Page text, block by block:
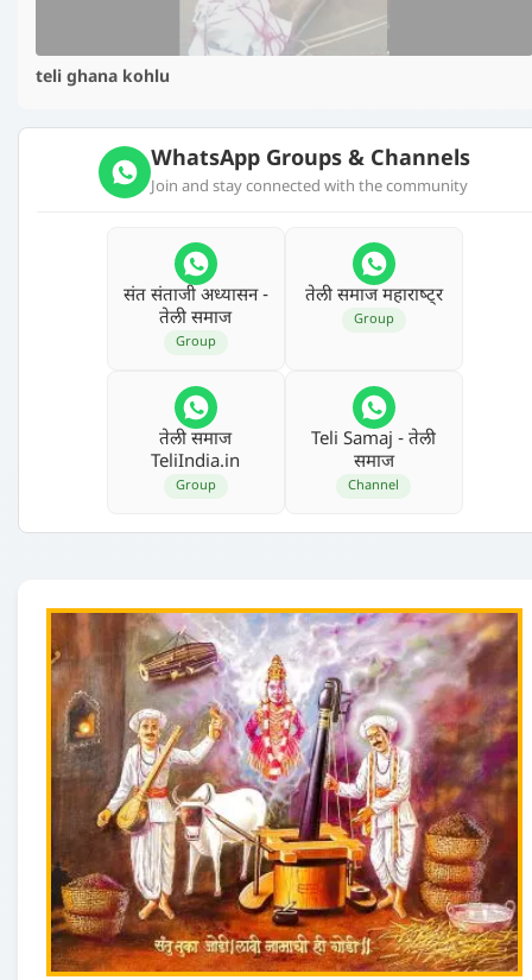
teli ghana kohlu
WhatsApp Groups & Channels
Join and stay connected with the community
संत संताजी अध्‍यासन -
तेली समाज
Group
तेली समाज महाराष्‍ट्र
Group
तेली समाज
TeliIndia.in
Group
Teli Samaj - तेली
समाज
Channel